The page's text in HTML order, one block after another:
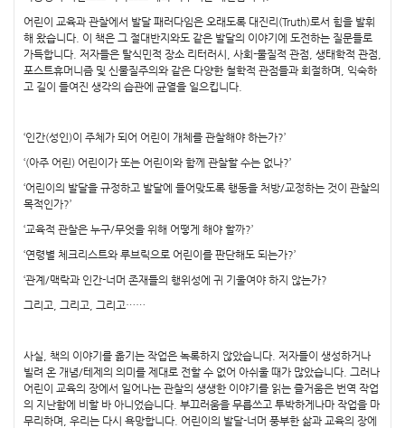
어린이 교육과 관찰에서 발달 패러다임은 오래도록 대진리(Truth)로서 힘을 발휘
해 왔습니다. 이 책은 그 절대반지와도 같은 발달의 이야기에 도전하는 질문들로
가득합니다. 저자들은 탈식민적 장소 리터러시, 사회-물질적 관점, 생태학적 관점,
포스트휴머니즘 및 신물질주의와 같은 다양한 철학적 관점들과 회절하며, 익숙하
고 길이 들여진 생각의 습관에 균열을 일으킵니다.
‘인간(성인)이 주체가 되어 어린이 개체를 관찰해야 하는가?’
‘(아주 어린) 어린이가 또는 어린이와 함께 관찰할 수는 없나?’
‘어린이의 발달을 규정하고 발달에 들어맞도록 행동을 처방/교정하는 것이 관찰의
목적인가?’
‘교육적 관찰은 누구/무엇을 위해 어떻게 해야 할까?’
‘연령별 체크리스트와 루브릭으로 어린이를 판단해도 되는가?’
‘관계/맥락과 인간-너머 존재들의 행위성에 귀 기울여야 하지 않는가?
그리고, 그리고, 그리고……
사실, 책의 이야기를 옮기는 작업은 녹록하지 않았습니다. 저자들이 생성하거나
빌려 온 개념/테제의 의미를 제대로 전할 수 없어 아쉬울 때가 많았습니다. 그러나
어린이 교육의 장에서 일어나는 관찰의 생생한 이야기를 읽는 즐거움은 번역 작업
의 지난함에 비할 바 아니었습니다. 부끄러움을 무릅쓰고 투박하게나마 작업을 마
무리하며, 우리는 다시 욕망합니다. 어린이의 발달-너머 풍부한 삶과 교육의 장에